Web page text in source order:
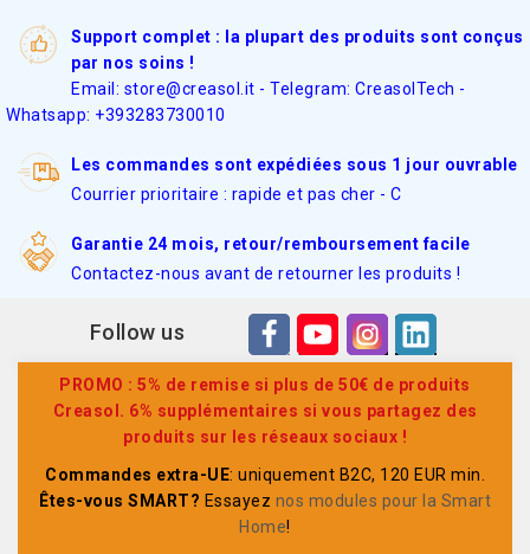
Support complet : la plupart des produits sont conçus
par nos soins !
Email: store@creasol.it - Telegram: CreasolTech -
Whatsapp: +393283730010
Les commandes sont expédiées sous 1 jour ouvrable
Courrier prioritaire : rapide et pas cher - C
Garantie 24 mois, retour/remboursement facile
Contactez-nous avant de retourner les produits !
Follow us
PROMO : 5% de remise si plus de 50€ de produits
Creasol. 6% supplémentaires si vous partagez des
produits sur les réseaux sociaux !
Commandes extra-UE: uniquement B2C, 120 EUR min.
Êtes-vous SMART? Essayez nos modules pour la Smart
Home!